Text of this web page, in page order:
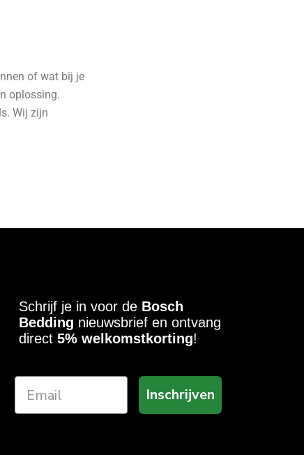
of wat bij je
oplossing.
Wij zijn
Schrijf je in voor de Bosch
Bedding nieuwsbrief en ontvang
direct 5% welkomstkorting!
Inschrijven